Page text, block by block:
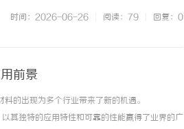
时间：2026-06-26 阅读：79 回复：0
前景
的出现为多个行业带来了新的机遇。
其独特的应用特性和可靠的性能赢得了业界的广
助力产业金融智能升级